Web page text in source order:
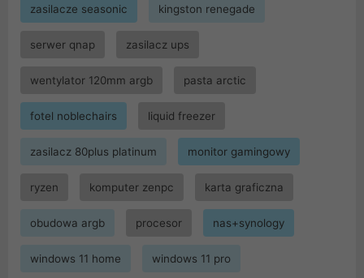
zasilacze seasonic kingston renegade
serwer qnap zasilacz ups
wentylator 120mm argb pasta arctic
fotel noblechairs liquid freezer
zasilacz 80plus platinum monitor gamingowy
ryzen komputer zenpc karta graficzna
obudowa argb procesor nas+synology
windows 11 home windows 11 pro